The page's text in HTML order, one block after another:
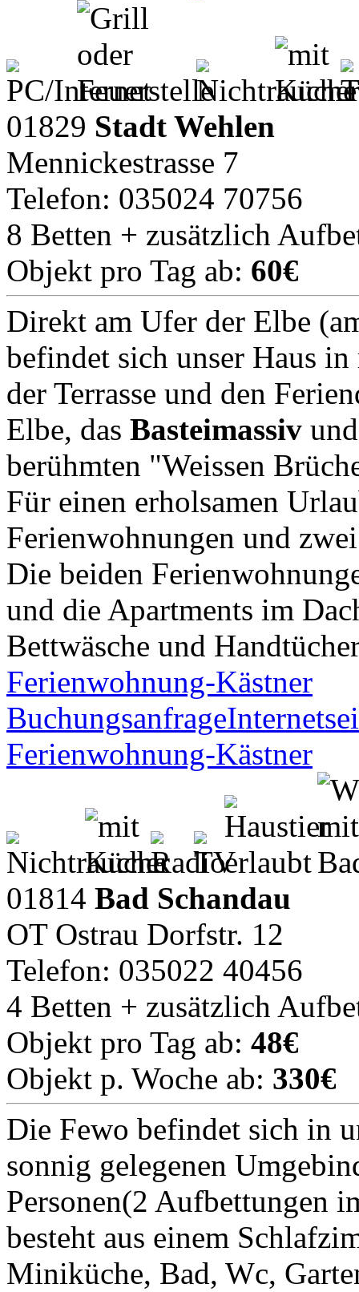
01829 Stadt Wehlen
Mennickestrasse 7
Telefon: 035024 70756
8 Betten + zusätzlich
Objekt pro Tag ab: 60€
Direkt am Ufer der Elbe
befindet sich unser Haus
der Terrasse und den
Elbe, das Basteimassiv
berühmten "Weissen
Für einen erholsamen
Ferienwohnungen und
Die beiden
und die Apartments im
Bettwäsche und
Ferienwohnung-Kästner
Buchungsanfrage
Ferienwohnung-Kästner
01814 Bad Schandau
OT Ostrau Dorfstr. 12
Telefon: 035022 40456
4 Betten + zusätzlich
Objekt pro Tag ab: 48€
Objekt p. Woche ab: 330€
Die Fewo befindet sich in
sonnig gelegenen
Personen(2 Aufbettungen
besteht aus einem
Miniküche, Bad, Wc,